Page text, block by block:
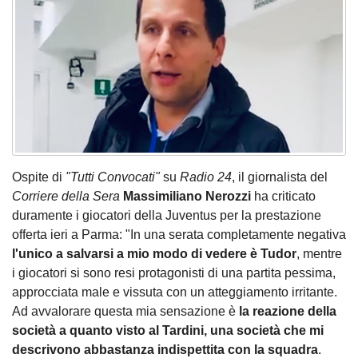
Ospite di "Tutti Convocati"su Radio 24, il giornalista del
Corriere della Sera Massimiliano Nerozzi ha criticato
duramente i giocatori della Juventus per la prestazione
offerta ieri a Parma: "In una serata completamente negativa
l'unico a salvarsi a mio modo di vedere è Tudor, mentre
i giocatori si sono resi protagonisti di una partita pessima,
approcciata male e vissuta con un atteggiamento irritante.
Ad avvalorare questa mia sensazione è la reazione della
società a quanto visto al Tardini, una società che mi
descrivono abbastanza indispettita con la squadra.